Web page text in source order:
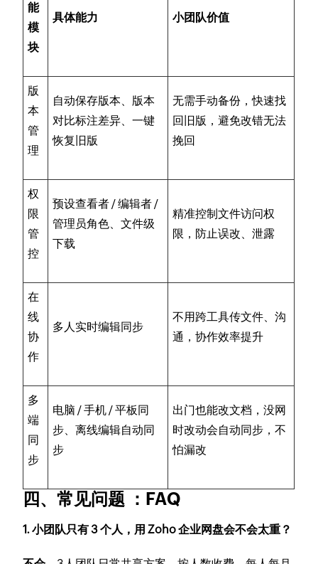
能
模
块
具体能力 小团队价值
版
本
管
理
自动保存版本、版本
对比标注差异、一键
恢复旧版
无需手动备份，快速找
回旧版，避免改错无法
挽回
权
限
管
控
预设查看者 / 编辑者 /
管理员角色、文件级
下载
精准控制文件访问权
限，防止误改、泄露
在
线
协
作
多人实时编辑同步
不用跨工具传文件、沟
通，协作效率提升
多
端
同
步
电脑 / 手机 / 平板同
步、离线编辑自动同
步
出门也能改文档，没网
时改动会自动同步，不
怕漏改
四、常见问题 ：FAQ
1. 小团队只有 3 个人，用 Zoho 企业网盘会不会太重？